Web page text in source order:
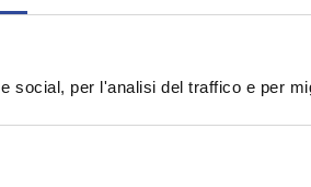
social, per l'analisi del traffico e per